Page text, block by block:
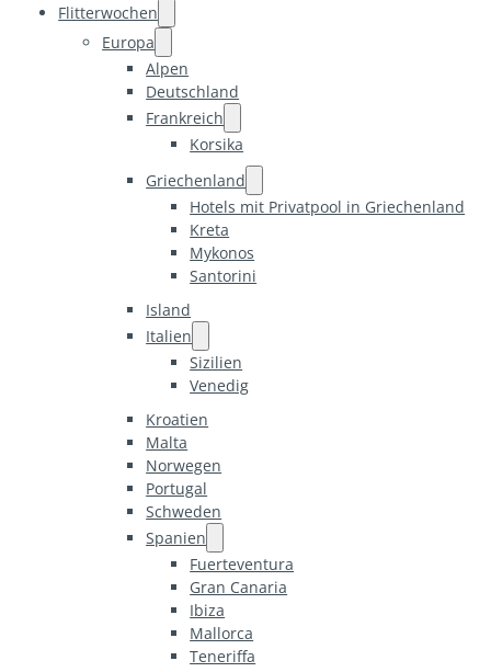
Flitterwochen
Europa
Alpen
Deutschland
Frankreich
Korsika
Griechenland
Hotels mit Privatpool in Griechenland
Kreta
Mykonos
Santorini
Island
Italien
Sizilien
Venedig
Kroatien
Malta
Norwegen
Portugal
Schweden
Spanien
Fuerteventura
Gran Canaria
Ibiza
Mallorca
Teneriffa